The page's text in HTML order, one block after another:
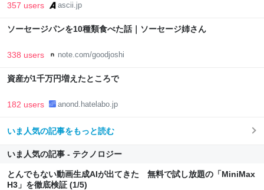
357 users ascii.jp
ソーセージパンを10種類食べた話｜ソーセージ姉さん
338 users note.com/goodjoshi
資産が1千万円増えたところで
182 users anond.hatelabo.jp
いま人気の記事をもっと読む
いま人気の記事 - テクノロジー
とんでもない動画生成AIが出てきた 無料で試し放題の「MiniMax
H3」を徹底検証 (1/5)